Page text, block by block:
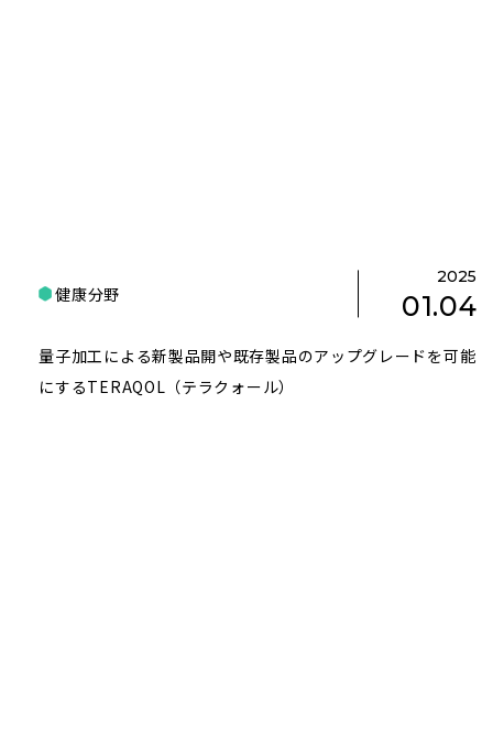
健康分野
2025
01.04
量子加工による新製品開や既存製品のアップグレードを可能
にするTERAQOL（テラクォール）